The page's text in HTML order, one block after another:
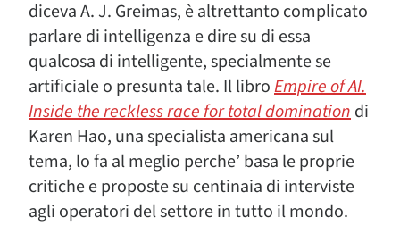
diceva A. J. Greimas, è altrettanto complicato
parlare di intelligenza e dire su di essa
qualcosa di intelligente, specialmente se
artificiale o presunta tale. Il libroEmpire of AI.
Inside the reckless race for total dominationdi
Karen Hao, una specialista americana sul
tema, lo fa al meglio perche’ basa le proprie
critiche e proposte su centinaia di interviste
agli operatori del settore in tutto il mondo.